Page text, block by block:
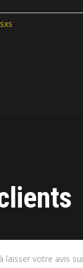
sxs
laisser votre avis